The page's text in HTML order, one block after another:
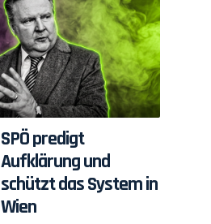
SPÖ predigt
Aufklärung und
schützt das System in
Wien